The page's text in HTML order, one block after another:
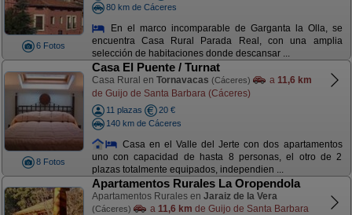
6 Fotos
80 km de Cáceres
En el marco incomparable de Garganta la Olla, se
encuentra Casa Rural Parada Real, con una amplia
selección de habitaciones donde descansar ...
8 Fotos
Casa El Puente / Turnat
Casa Rural en Tornavacas (Cáceres) a 11,6 km
de Guijo de Santa Barbara (Cáceres)
11 plazas
20 €
140 km de Cáceres
Casa en el Valle del Jerte con dos apartamentos
uno con capacidad de hasta 8 personas, el otro de 2
plazas totalmente equipados, independien ...
Apartamentos Rurales La Oropendola
Apartamentos Rurales en Jaraiz de la Vera
(Cáceres) a 11,6 km de Guijo de Santa Barbara